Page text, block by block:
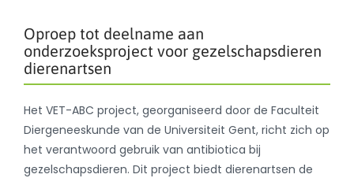
Oproep tot deelname aan
onderzoeksproject voor gezelschapsdieren
dierenartsen
Het VET-ABC project, georganiseerd door de Faculteit
Diergeneeskunde van de Universiteit Gent, richt zich op
het verantwoord gebruik van antibiotica bij
gezelschapsdieren. Dit project biedt dierenartsen de